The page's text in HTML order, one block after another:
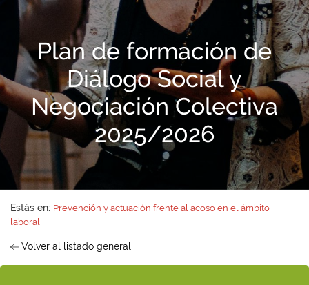
Plan de formación de
Diálogo Social y
Negociación Colectiva
2025/2026
Estás en: Prevención y actuación frente al acoso en el ámbito
laboral
Volver al listado general